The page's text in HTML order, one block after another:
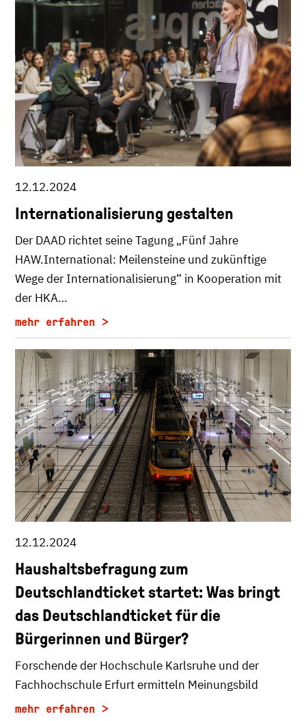
12.12.2024
Internationalisierung gestalten
Der DAAD richtet seine Tagung „Fünf Jahre
HAW.International: Meilensteine und zukünftige
Wege der Internationalisierung“ in Kooperation mit
der HKA…
mehr erfahren
12.12.2024
Haushaltsbefragung zum
Deutschlandticket startet: Was bringt
das Deutschlandticket für die
Bürgerinnen und Bürger?
Forschende der Hochschule Karlsruhe und der
Fachhochschule Erfurt ermitteln Meinungsbild
mehr erfahren